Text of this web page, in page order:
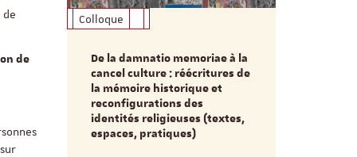
de
Colloque
De la damnatio memoriae à la
cancel culture : réécritures de
la mémoire historique et
reconfigurations des
identités religieuses (textes,
espaces, pratiques)